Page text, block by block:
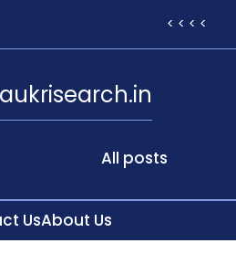
< < < <
All posts
UsAbout Us